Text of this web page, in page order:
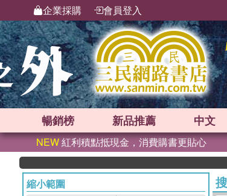
企業採購 會員登入
暢銷榜 新品推薦 中文
NEW紅利積點抵現金，消費購書更貼心
縮小範圍